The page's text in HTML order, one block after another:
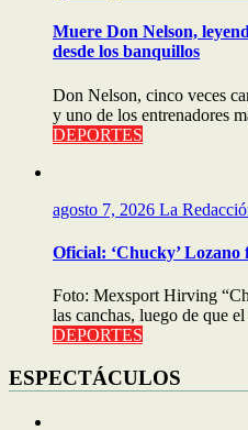
Muere Don Nelson,
desde los banquillos
Don Nelson, cinco veces
y uno de los entrenadores
DEPORTES
agosto 7, 2026 La
Oficial: ‘Chucky’
Foto: Mexsport Hirving
las canchas, luego de que
DEPORTES
ESPECTÁCULOS